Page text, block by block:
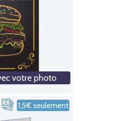
votre photo
1,5€ seulement